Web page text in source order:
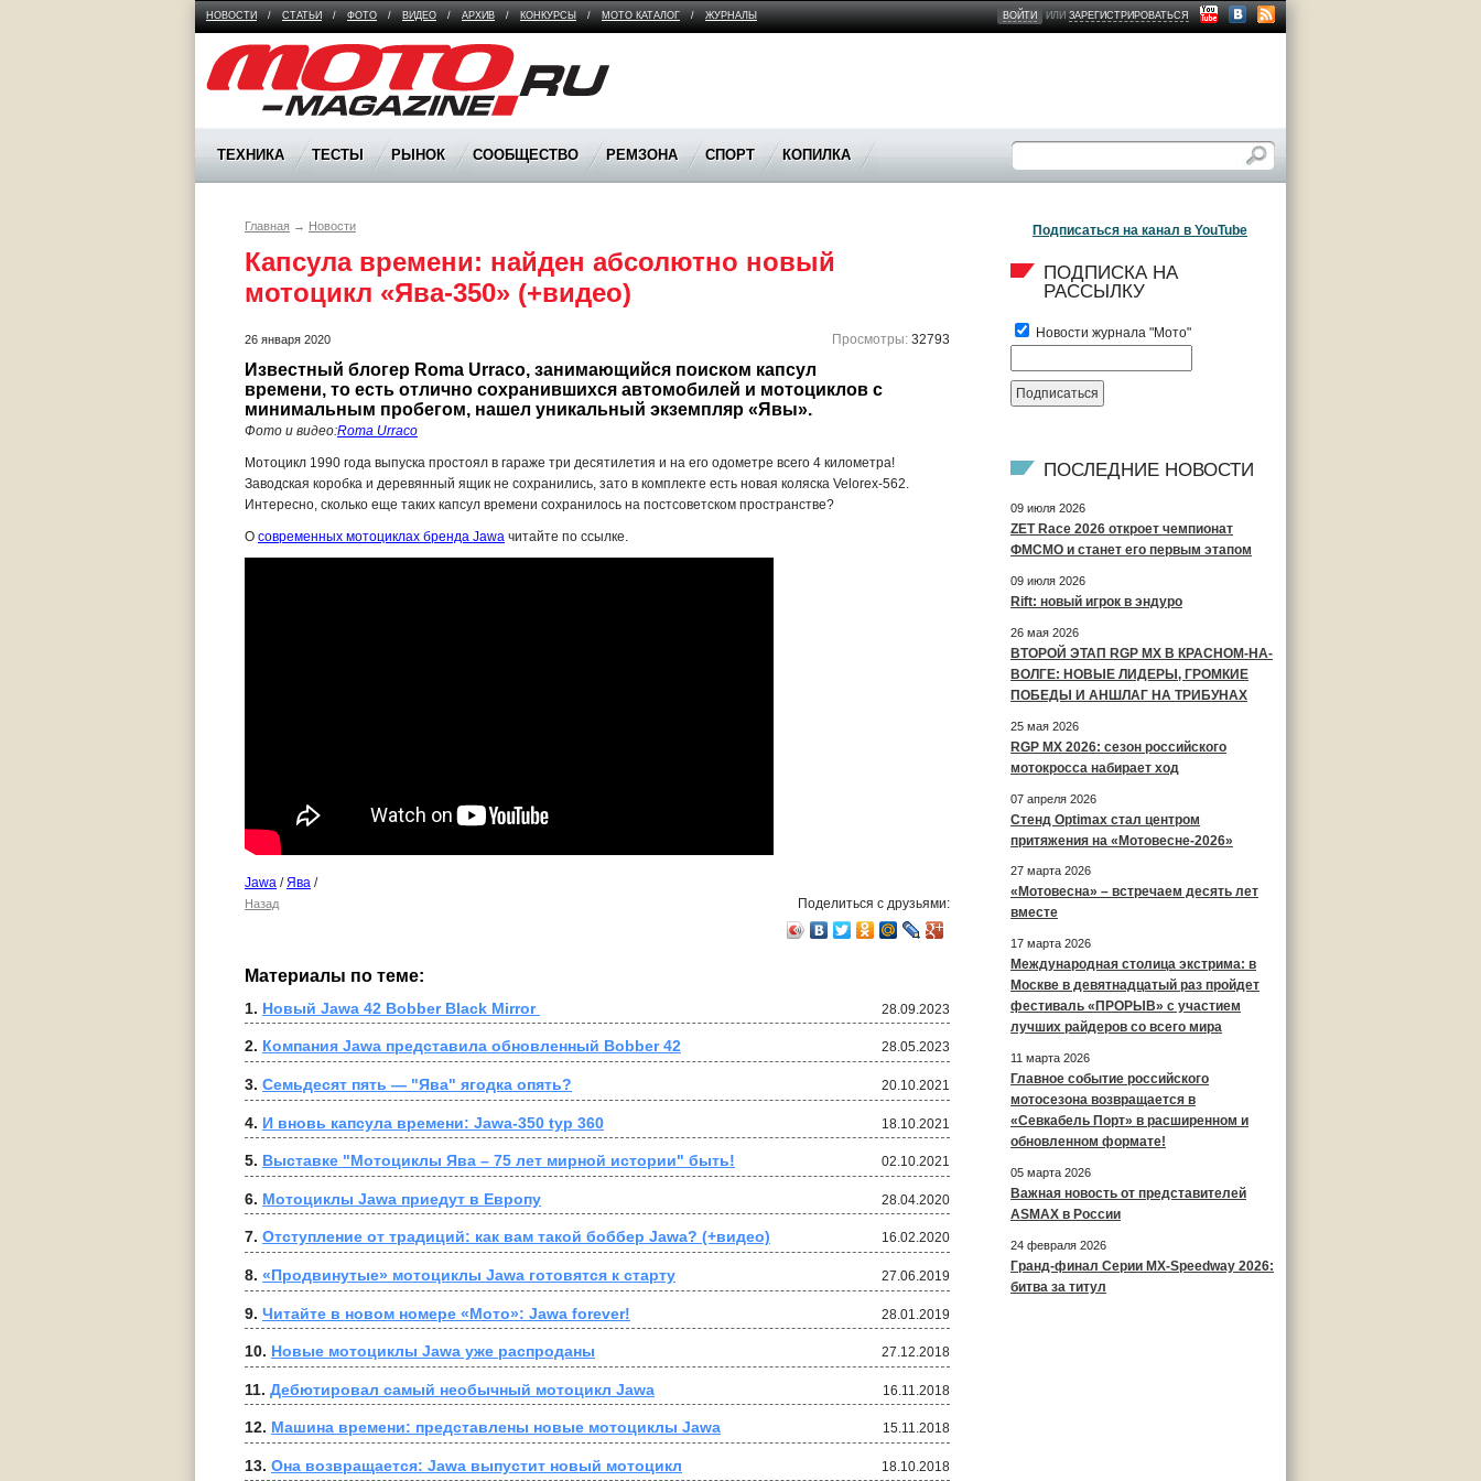
НОВОСТИ / СТАТЬИ / ФОТО / ВИДЕО / АРХИВ / КОНКУРСЫ / МОТО КАТАЛОГ / ЖУРНАЛЫ ВОЙТИ ИЛИЗАРЕГИСТРИРОВАТЬСЯ
Moto Magazine
ТЕХНИКА ТЕСТЫ РЫНОК СООБЩЕСТВО РЕМЗОНА СПОРТ КОПИЛКА
Главная → Новости
Капсула времени: найден абсолютно новый
мотоцикл «Ява-350» (+видео)
Просмотры: 32793
26 января 2020
Известный блогер Roma Urraco, занимающийся поиском капсул
времени, то есть отлично сохранившихся автомобилей и мотоциклов с
минимальным пробегом, нашел уникальный экземпляр «Явы».
Фото и видео:Roma Urraco
Мотоцикл 1990 года выпуска простоял в гараже три десятилетия и на его одометре всего 4 километра!
Заводская коробка и деревянный ящик не сохранились, зато в комплекте есть новая коляска Velorex-562.
Интересно, сколько еще таких капсул времени сохранилось на постсоветском пространстве?
О современных мотоциклах бренда Jawa читайте по ссылке.
Jawa / Ява /
Назад Поделиться с друзьями:
Материалы по теме:
28.09.2023
1. Новый Jawa 42 Bobber Black Mirror
28.05.2023
2. Компания Jawa представила обновленный Bobber 42
20.10.2021
3. Семьдесят пять — "Ява" ягодка опять?
18.10.2021
4. И вновь капсула времени: Jawa-350 typ 360
02.10.2021
5. Выставке "Мотоциклы Ява – 75 лет мирной истории" быть!
28.04.2020
6. Мотоциклы Jawa приедут в Европу
16.02.2020
7. Отступление от традиций: как вам такой боббер Jawa? (+видео)
27.06.2019
8. «Продвинутые» мотоциклы Jawa готовятся к старту
28.01.2019
9. Читайте в новом номере «Мото»: Jawa forever!
27.12.2018
10. Новые мотоциклы Jawa уже распроданы
16.11.2018
11. Дебютировал самый необычный мотоцикл Jawa
15.11.2018
12. Машина времени: представлены новые мотоциклы Jawa
18.10.2018
13. Она возвращается: Jawa выпустит новый мотоцикл
Подписаться на канал в YouTube
ПОДПИСКА НА
РАССЫЛКУ
Новости журнала "Мото"
ПОСЛЕДНИЕ НОВОСТИ
09 июля 2026
ZET Race 2026 откроет чемпионат
ФМСМО и станет его первым этапом
09 июля 2026
Rift: новый игрок в эндуро
26 мая 2026
ВТОРОЙ ЭТАП RGP MX В КРАСНОМ-НА-
ВОЛГЕ: НОВЫЕ ЛИДЕРЫ, ГРОМКИЕ
ПОБЕДЫ И АНШЛАГ НА ТРИБУНАХ
25 мая 2026
RGP MX 2026: сезон российского
мотокросса набирает ход
07 апреля 2026
Стенд Optimax стал центром
притяжения на «Мотовесне-2026»
27 марта 2026
«Мотовесна» – встречаем десять лет
вместе
17 марта 2026
Международная столица экстрима: в
Москве в девятнадцатый раз пройдет
фестиваль «ПРОРЫВ» с участием
лучших райдеров со всего мира
11 марта 2026
Главное событие российского
мотосезона возвращается в
«Севкабель Порт» в расширенном и
обновленном формате!
05 марта 2026
Важная новость от представителей
ASMAX в России
24 февраля 2026
Гранд-финал Серии MX-Speedway 2026:
битва за титул